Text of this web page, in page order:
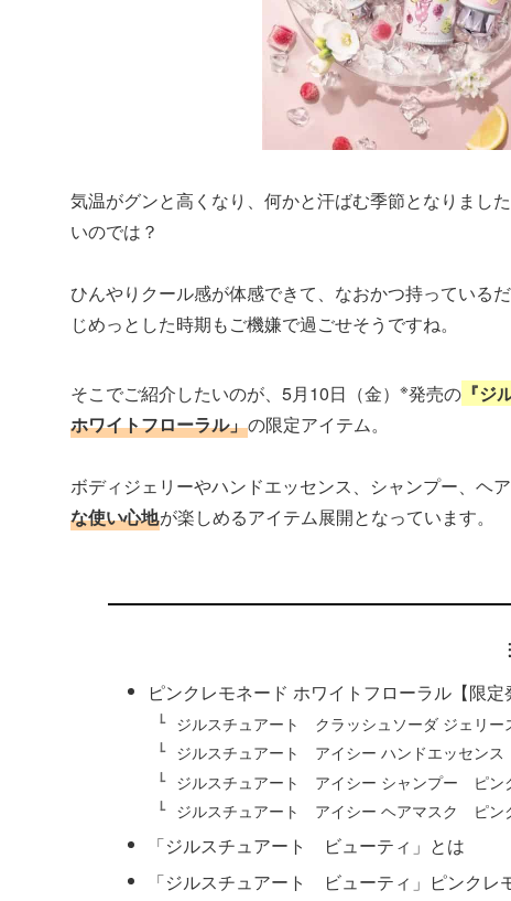
気温がグンと高くなり、何かと汗ばむ季節となりまし
いのでは？
ひんやりクール感が体感できて、なおかつ持っている
じめっとした時期もご機嫌で過ごせそうですね。
そこでご紹介したいのが、5月10日（金） ※発売の 『ジ
ホワイトフローラル」の限定アイテム。
ボディジェリーやハンドエッセンス、シャンプー、ヘ
な使い心地が楽しめるアイテム展開となっています。
ピンクレモネード ホワイトフローラル【限定
ジルスチュアート クラッシュソーダ ジェリ
ジルスチュアート アイシー ハンドエッセン
ジルスチュアート アイシー シャンプー ピン
ジルスチュアート アイシー ヘアマスク ピン
「ジルスチュアート ビューティ」とは
「ジルスチュアート ビューティ」ピンクレ